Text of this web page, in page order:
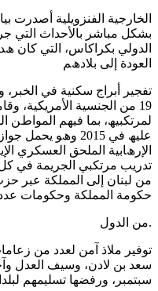
اﻟﺪوﻟﻲ ﺑﻜﺮاﻛﺎس، اﻟﺘﻲ ﻛﺎن
اﻟﻌﻮدة إﻟﻰ ﺑﻼدھﻢ
ﻟﻤﺮﺗﻜﺒﯿﮫ، ﺑﻤﺎ ﻓﯿﮭﻢ
ﻋﻠﯿﮫ ﻓﻲ 2015 وھﻮ
اﻹرھﺎﺑﯿﺔ اﻟﻤﻠﺤﻖ اﻟﻌﺴﻜﺮي
ﺗﺪرﯾﺐ ﻣﺮﺗﻜﺒﻲ اﻟﺠﺮﯾﻤﺔ ﻓﻲ
ﻣﻦ ﻟﺒﻨﺎن إﻟﻰ اﻟﻤﻤﻠﻜﺔ ﻋﺒﺮ
ﺣﻜﻮﻣﺔ اﻟﻤﻤﻠﻜﺔ وﺣﻜﻮﻣﺎت
.ﻣﻦ اﻟﺪول
ﺗﻮﻓﯿﺮ ﻣﻼذ آﻣﻦ ﻟﻌﺪد ﻣﻦ
ﺳﺒﺘﻤﺒﺮ، ورﻓﻀﮭﺎ ﺗﺴﻠﯿﻤﮭﻢ